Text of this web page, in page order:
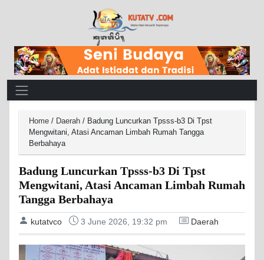
Main Navigation
Home / Daerah / Badung Luncurkan Tpsss-b3 Di Tpst
Mengwitani, Atasi Ancaman Limbah Rumah Tangga
Berbahaya
Badung Luncurkan Tpsss-b3 Di Tpst
Mengwitani, Atasi Ancaman Limbah Rumah
Tangga Berbahaya
kutatvco 3 June 2026, 19:32 pm Daerah